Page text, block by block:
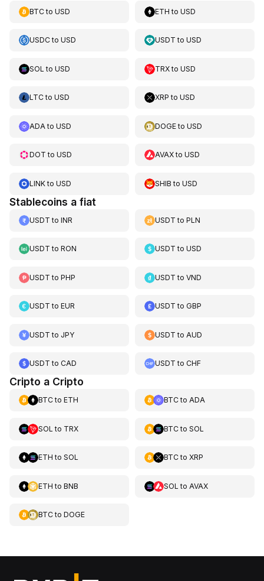
BTCto USD ETH toUSD
USDCto USD USDT toUSD
SOL to USD TRXtoUSD
LTCto USD XRP toUSD
ADA to USD DOGEtoUSD
DOT to USD AVAXtoUSD
LINKto USD SHIB toUSD
Stablecoins a fiat
USDT to INR USDT toPLN
USDT to RON USDT toUSD
USDT to PHP USDT toVND
USDT to EUR USDT toGBP
USDT to JPY USDT to AUD
USDT to CAD USDT toCHF
Cripto a Cripto
BTCto ETH BTCto ADA
SOL to TRX BTCto SOL
ETH to SOL BTCto XRP
ETH to BNB SOL to AVAX
BTCto DOGE